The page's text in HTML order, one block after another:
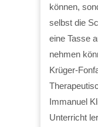
können,
selbst die
eine Tasse
nehmen
Krüger-
Immanuel
Unterricht